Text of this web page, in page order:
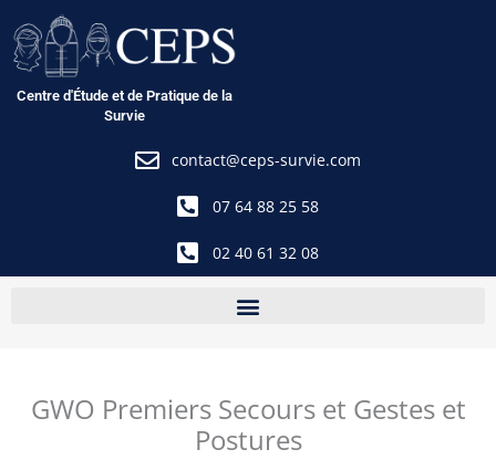
au
contenu
Centre d'Étude et de Pratique de la
Survie
contact@ceps-survie.com
07 64 88 25 58
02 40 61 32 08
GWO Premiers Secours et Gestes et
Postures